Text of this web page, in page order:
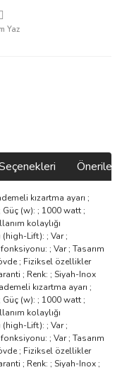
Yaz
kızartma ayarı ;
(w): ; 1000 watt ;
kolaylığı
Lift): ; Var ;
; Var ; Tasarım
; Fiziksel özellikler
; Renk: ; Siyah-Inox
kızartma ayarı ;
(w): ; 1000 watt ;
kolaylığı
Lift): ; Var ;
; Var ; Tasarım
; Fiziksel özellikler
; Renk: ; Siyah-Inox ;